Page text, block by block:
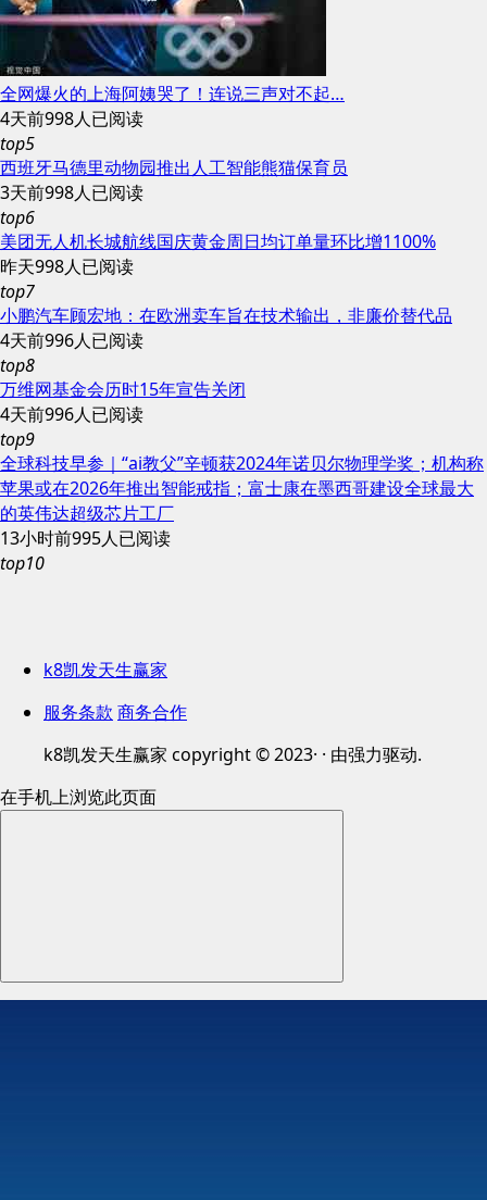
全网爆火的上海阿姨哭了！连说三声对不起…
4天前998人已阅读
top5
西班牙马德里动物园推出人工智能熊猫保育员
3天前998人已阅读
top6
美团无人机长城航线国庆黄金周日均订单量环比增1100%
昨天998人已阅读
top7
小鹏汽车顾宏地：在欧洲卖车旨在技术输出，非廉价替代品
4天前996人已阅读
top8
万维网基金会历时15年宣告关闭
4天前996人已阅读
top9
全球科技早参｜“ai教父”辛顿获2024年诺贝尔物理学奖；机构称
苹果或在2026年推出智能戒指；富士康在墨西哥建设全球最大
的英伟达超级芯片工厂
13小时前995人已阅读
top10
k8凯发天生赢家
服务条款 商务合作
k8凯发天生赢家 copyright © 2023· · 由强力驱动.
在手机上浏览此页面